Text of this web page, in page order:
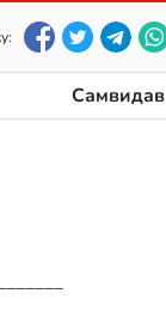
Самвидав